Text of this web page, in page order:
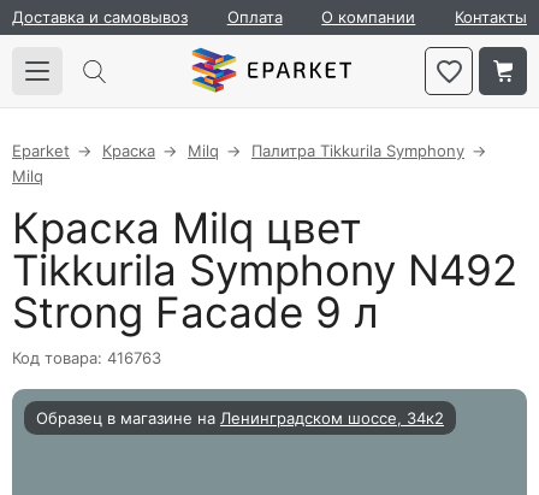
Доставка и самовывоз Оплата О компании Контакты
Eparket Краска Milq
Палитра Tikkurila Symphony
Milq
Краска Milq цвет
Tikkurila Symphony N492
Strong Facade 9 л
Код товара: 416763
Образец в магазине на Ленинградском шоссе, 34к2